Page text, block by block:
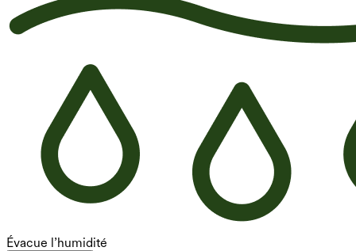
Évacue l’humidité